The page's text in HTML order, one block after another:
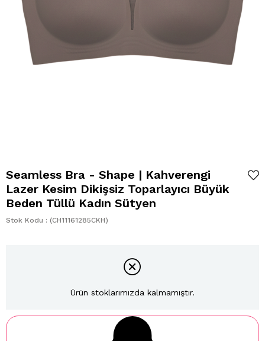
Seamless Bra - Shape | Kahverengi
Lazer Kesim Dikişsiz Toparlayıcı Büyük
Beden Tüllü Kadın Sütyen
Stok Kodu (CH11161285CKH)
Ürün stoklarımızda kalmamıştır.